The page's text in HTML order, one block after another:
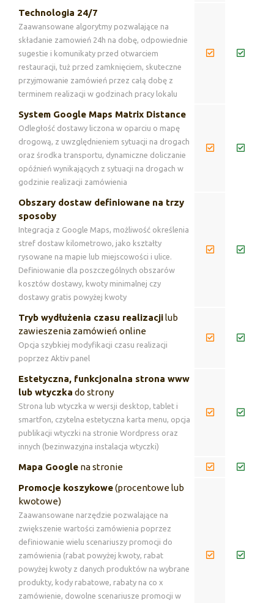
Technologia 24/7
Zaawansowane algorytmy pozwalające na
składanie zamowień 24h na dobę, odpowiednie
sugestie i komunikaty przed otwarciem
restauracji, tuż przed zamknięciem, skuteczne
przyjmowanie zamówień przez całą dobę z
terminem realizacji w godzinach pracy lokalu
System Google Maps Matrix Distance
Odległość dostawy liczona w oparciu o mapę
drogową, z uwzględnieniem sytuacji na drogach
oraz środka transportu, dynamiczne doliczanie
opóźnień wynikających z sytuacji na drogach w
godzinie realizacji zamówienia
Obszary dostaw definiowane na trzy
sposoby
Integracja z Google Maps, możliwość określenia
stref dostaw kilometrowo, jako kształty
rysowane na mapie lub miejscowości i ulice.
Definiowanie dla poszczególnych obszarów
kosztów dostawy, kwoty minimalnej czy
dostawy gratis powyżej kwoty
Tryb wydłużenia czasu realizacjilub
zawieszenia zamówień online
Opcja szybkiej modyfikacji czasu realizacji
poprzez Aktiv panel
Estetyczna, funkcjonalna strona www
lub wtyczka do strony
Strona lub wtyczka w wersji desktop, tablet i
smartfon, czytelna estetyczna karta menu, opcja
publikacji wtyczki na stronie Wordpress oraz
innych (bezinwazyjna instalacja wtyczki)
Mapa Google na stronie
Promocje koszykowe(procentowe lub
kwotowe)
Zaawansowane narzędzie pozwalające na
zwiększenie wartości zamówienia poprzez
definiowanie wielu scenariuszy promocji do
zamówienia (rabat powyżej kwoty, rabat
powyżej kwoty z danych produktów na wybrane
produkty, kody rabatowe, rabaty na co x
zamówienie, dowolne scenariusze promocji w